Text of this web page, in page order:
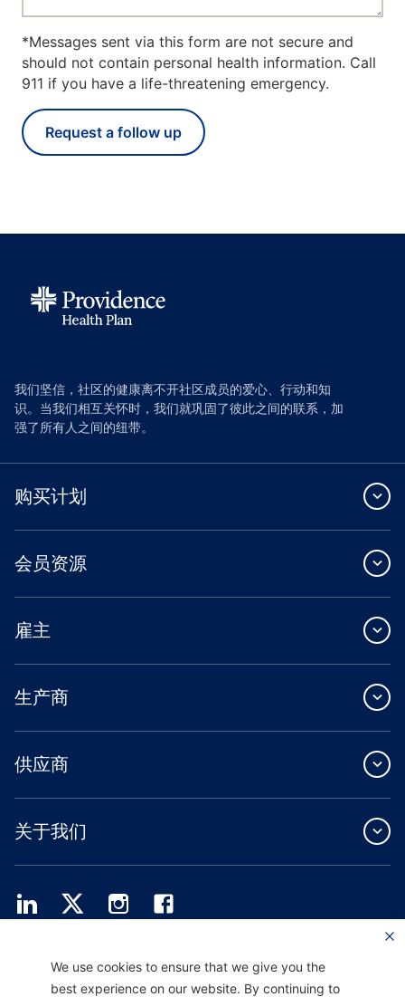
*Messages sent via this form are not secure and
should not contain personal health information. Call
911 if you have a life-threatening emergency.
我们坚信，社区的健康离不开社区成员的爱心、行动和知
识。当我们相互关怀时，我们就巩固了彼此之间的联系，加
强了所有人之间的纽带。
购买计划
会员资源
雇主
生产商
供应商
关于我们
Providence Health Plan 提供商业团体、个人健康保障和 ASO 服务。
Providence Health Assurance 是一家 HMO、HMO-POS 和 HMO SNP，与
Medicare 和俄勒冈州健康计划签有合同。Providence Health Assurance 的注册取决
We use cookies to ensure that we give you the
best experience on our website. By continuing to